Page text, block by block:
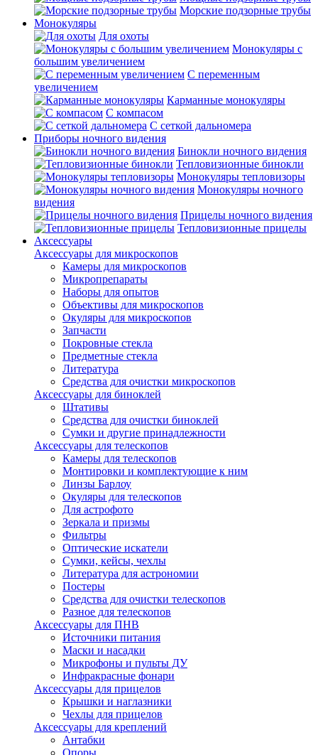
Морские подзорные трубы
Монокуляры
Для охоты
Монокуляры с
большим увеличением
С переменным
увеличением
Карманные монокуляры
С компасом
С сеткой дальномера
Приборы ночного видения
Бинокли ночного видения
Тепловизионные бинокли
Монокуляры тепловизоры
Монокуляры ночного
видения
Прицелы ночного видения
Тепловизионные прицелы
Аксессуары
Аксессуары для микроскопов
Камеры для микроскопов
Микропрепараты
Наборы для опытов
Объективы для микроскопов
Окуляры для микроскопов
Запчасти
Покровные стекла
Предметные стекла
Литература
Средства для очистки микроскопов
Аксессуары для биноклей
Штативы
Средства для очистки биноклей
Сумки и другие принадлежности
Аксессуары для телескопов
Камеры для телескопов
Монтировки и комплектующие к ним
Линзы Барлоу
Окуляры для телескопов
Для астрофото
Зеркала и призмы
Фильтры
Оптические искатели
Сумки, кейсы, чехлы
Литература для астрономии
Постеры
Средства для очистки телескопов
Разное для телескопов
Аксессуары для ПНВ
Источники питания
Маски и насадки
Микрофоны и пульты ДУ
Инфракрасные фонари
Аксессуары для прицелов
Крышки и наглазники
Чехлы для прицелов
Аксессуары для креплений
Антабки
Опоры